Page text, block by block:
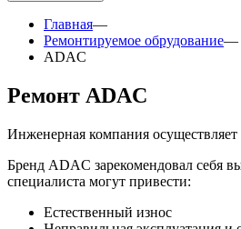
Главная—
Ремонтируемое обрудование—
ADAC
Ремонт ADAC
Инженерная компания
Бренд ADAC зарекомендовал себя
специалиста могут привести:
Естественный износ